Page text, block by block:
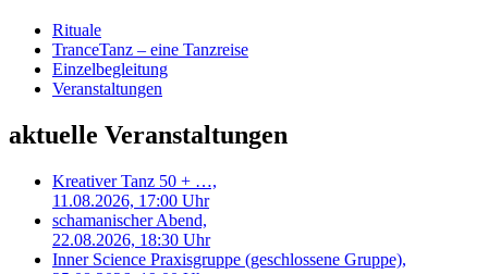
Rituale
TranceTanz – eine Tanzreise
Einzelbegleitung
Veranstaltungen
aktuelle Veranstaltungen
Kreativer Tanz 50 + …,
11.08.2026, 17:00 Uhr
schamanischer Abend,
22.08.2026, 18:30 Uhr
Inner Science Praxisgruppe (geschlossene Gruppe),